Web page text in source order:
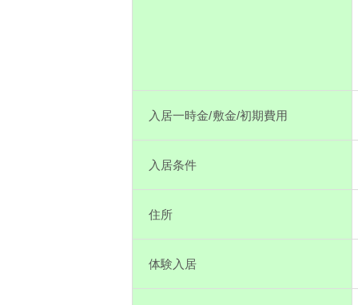
入居一時金/敷金/初期費用
入居条件
住所
体験入居